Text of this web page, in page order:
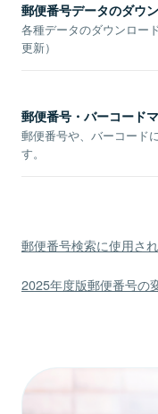
郵便番号データのダウ
各種データのダウンロー
更新）
郵便番号・バーコード
郵便番号や、バーコード
す。
郵便番号検索に使用さ
2025年度版郵便番号の